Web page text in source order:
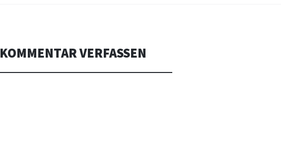
KOMMENTAR VERFASSEN